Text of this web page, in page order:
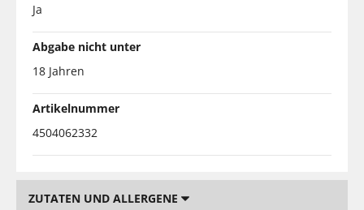
Ja
Abgabe nicht unter
18 Jahren
Artikelnummer
4504062332
ZUTATEN UND ALLERGENE